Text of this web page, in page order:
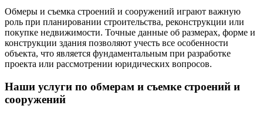
Обмеры и съемка строений и сооружений играют важную
роль при планировании строительства, реконструкции или
покупке недвижимости. Точные данные об размерах, форме и
конструкции здания позволяют учесть все особенности
объекта, что является фундаментальным при разработке
проекта или рассмотрении юридических вопросов.
Наши услуги по обмерам и съемке строений и
сооружений